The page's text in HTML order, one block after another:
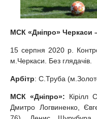
МСК «Дніпро» Черкаси
15 серпня 2020 р.
м.Черкаси. Без глядачів.
Арбітр: С.Труба
МСК «Дніпро»: Кірілл
Дмитро Логвиненко,